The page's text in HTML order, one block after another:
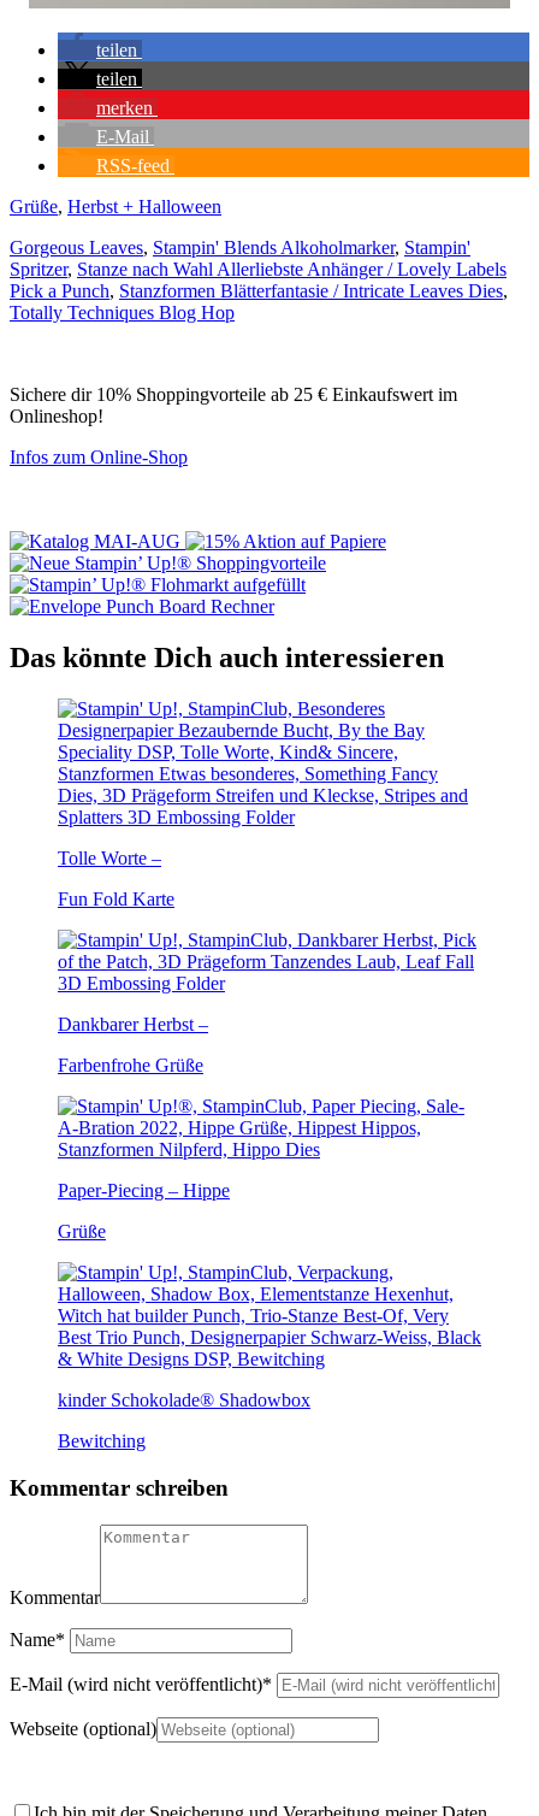
teilen
teilen
merken
E-Mail
RSS-feed
Grüße, Herbst + Halloween
Gorgeous Leaves, Stampin' Blends Alkoholmarker, Stampin'
Spritzer, Stanze nach Wahl Allerliebste Anhänger / Lovely Labels
Pick a Punch, Stanzformen Blätterfantasie / Intricate Leaves Dies,
Totally Techniques Blog Hop
Sichere dir 10% Shoppingvorteile ab 25 € Einkaufswert im
Onlineshop!
Infos zum Online-Shop
Das könnte Dich auch interessieren
Tolle Worte –
Fun Fold Karte
Dankbarer Herbst –
Farbenfrohe Grüße
Paper-Piecing – Hippe
Grüße
kinder Schokolade® Shadowbox
Bewitching
Kommentar schreiben
Kommentar
Name*
E-Mail (wird nicht veröffentlicht)*
Webseite (optional)